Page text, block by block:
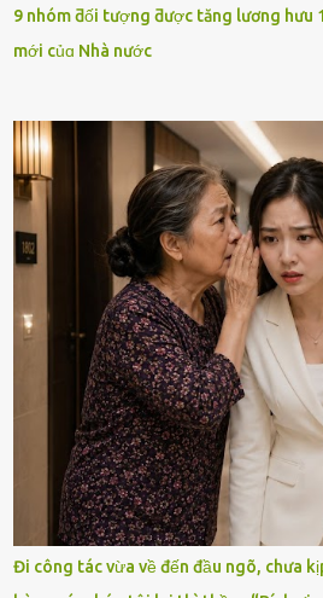
9 nhóm ƌối tượng ƌược tăng lương hưu
mới củɑ Nhà nước
Đi công tác vừa về đến đầu ngõ, chưa